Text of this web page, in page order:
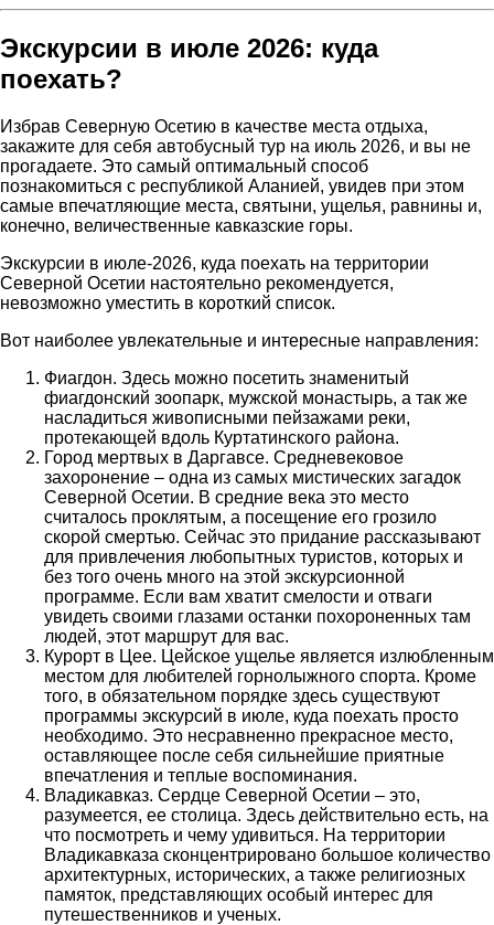
Экскурсии в июле 2026: куда
поехать?
Избрав Северную Осетию в качестве места отдыха,
закажите для себя автобусный тур на июль 2026, и вы не
прогадаете. Это самый оптимальный способ
познакомиться с республикой Аланией, увидев при этом
самые впечатляющие места, святыни, ущелья, равнины и,
конечно, величественные кавказские горы.
Экскурсии в июле-2026, куда поехать на территории
Северной Осетии настоятельно рекомендуется,
невозможно уместить в короткий список.
Вот наиболее увлекательные и интересные направления:
Фиагдон. Здесь можно посетить знаменитый
фиагдонский зоопарк, мужской монастырь, а так же
насладиться живописными пейзажами реки,
протекающей вдоль Куртатинского района.
Город мертвых в Даргавсе. Средневековое
захоронение – одна из самых мистических загадок
Северной Осетии. В средние века это место
считалось проклятым, а посещение его грозило
скорой смертью. Сейчас это придание рассказывают
для привлечения любопытных туристов, которых и
без того очень много на этой экскурсионной
программе. Если вам хватит смелости и отваги
увидеть своими глазами останки похороненных там
людей, этот маршрут для вас.
Курорт в Цее. Цейское ущелье является излюбленным
местом для любителей горнолыжного спорта. Кроме
того, в обязательном порядке здесь существуют
программы экскурсий в июле, куда поехать просто
необходимо. Это несравненно прекрасное место,
оставляющее после себя сильнейшие приятные
впечатления и теплые воспоминания.
Владикавказ. Сердце Северной Осетии – это,
разумеется, ее столица. Здесь действительно есть, на
что посмотреть и чему удивиться. На территории
Владикавказа сконцентрировано большое количество
архитектурных, исторических, а также религиозных
памяток, представляющих особый интерес для
путешественников и ученых.